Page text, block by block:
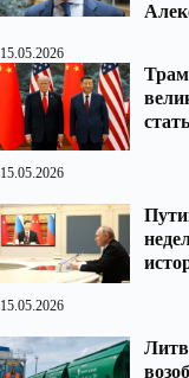
15.05.2026
15.05.2026
15.05.2026